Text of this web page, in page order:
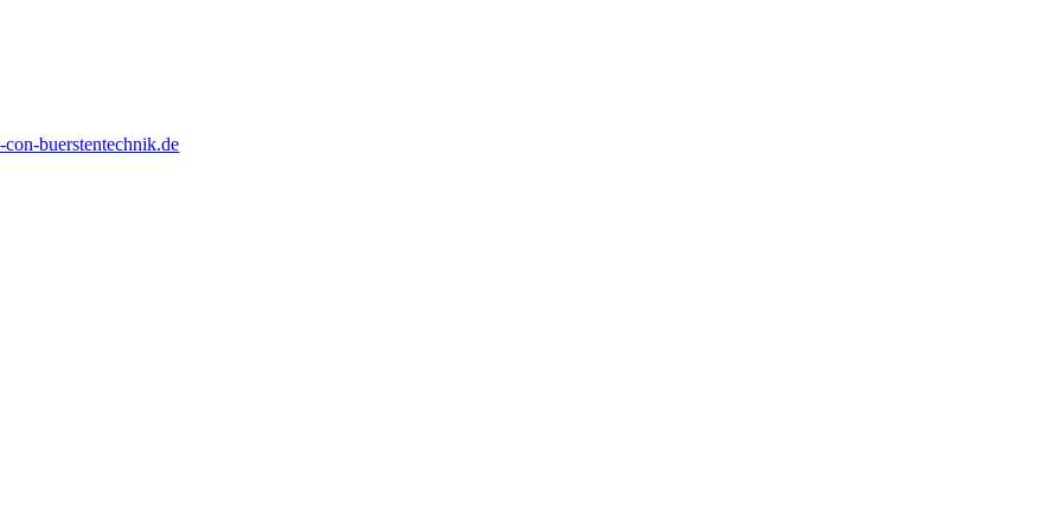
buerstentechnik.de